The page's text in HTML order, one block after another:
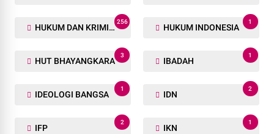
HUKUM DAN KRIMINAL
256
HUKUM INDONESIA
1
HUT BHAYANGKARA
3
IBADAH
1
IDEOLOGI BANGSA
1
IDN
2
IFP
2
IKN
1